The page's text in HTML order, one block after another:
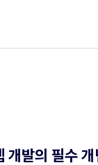
개발의 필수 개